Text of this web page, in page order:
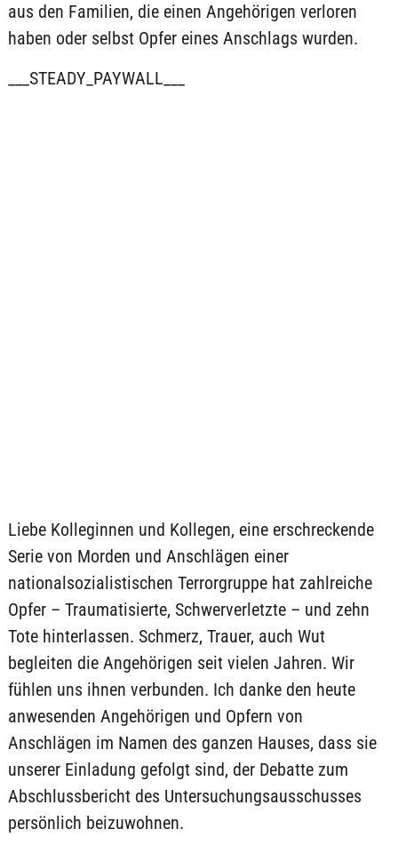
aus den Familien, die einen Angehörigen verloren
haben oder selbst Opfer eines Anschlags wurden.
___STEADY_PAYWALL___
Liebe Kolleginnen und Kollegen, eine erschreckende
Serie von Morden und Anschlägen einer
nationalsozialistischen Terrorgruppe hat zahlreiche
Opfer – Traumatisierte, Schwerverletzte – und zehn
Tote hinterlassen. Schmerz, Trauer, auch Wut
begleiten die Angehörigen seit vielen Jahren. Wir
fühlen uns ihnen verbunden. Ich danke den heute
anwesenden Angehörigen und Opfern von
Anschlägen im Namen des ganzen Hauses, dass sie
unserer Einladung gefolgt sind, der Debatte zum
Abschlussbericht des Untersuchungsausschusses
persönlich beizuwohnen.